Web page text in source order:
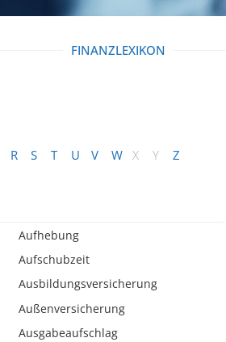
FINANZLEXIKON
R S T U V W X Y Z
Aufhebung
Aufschubzeit
Ausbildungsversicherung
Außenversicherung
Ausgabeaufschlag